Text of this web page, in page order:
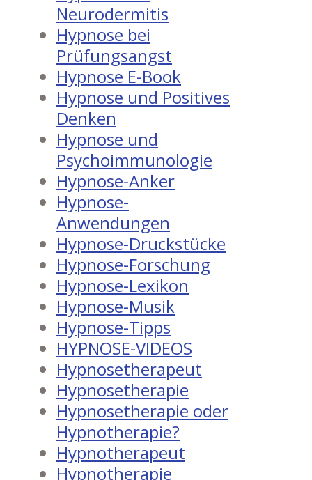
Neurodermitis
Hypnose bei
Prüfungsangst
Hypnose E-Book
Hypnose und Positives
Denken
Hypnose und
Psychoimmunologie
Hypnose-Anker
Hypnose-
Anwendungen
Hypnose-Druckstücke
Hypnose-Forschung
Hypnose-Lexikon
Hypnose-Musik
Hypnose-Tipps
HYPNOSE-VIDEOS
Hypnosetherapeut
Hypnosetherapie
Hypnosetherapie oder
Hypnotherapie?
Hypnotherapeut
Hypnotherapie